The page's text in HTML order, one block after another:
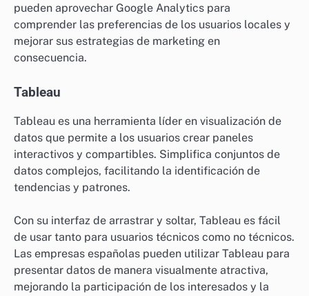
pueden aprovechar Google Analytics para
comprender las preferencias de los usuarios locales y
mejorar sus estrategias de marketing en
consecuencia.
Tableau
Tableau es una herramienta líder en visualización de
datos que permite a los usuarios crear paneles
interactivos y compartibles. Simplifica conjuntos de
datos complejos, facilitando la identificación de
tendencias y patrones.
Con su interfaz de arrastrar y soltar, Tableau es fácil
de usar tanto para usuarios técnicos como no técnicos.
Las empresas españolas pueden utilizar Tableau para
presentar datos de manera visualmente atractiva,
mejorando la participación de los interesados y la